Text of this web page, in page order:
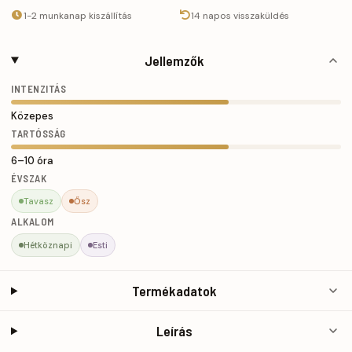
1-2 munkanap kiszállítás 14 napos visszaküldés
Jellemzők
INTENZITÁS
Közepes
TARTÓSSÁG
6–10 óra
ÉVSZAK
Tavasz Ősz
ALKALOM
Hétköznapi Esti
Termékadatok
Leírás